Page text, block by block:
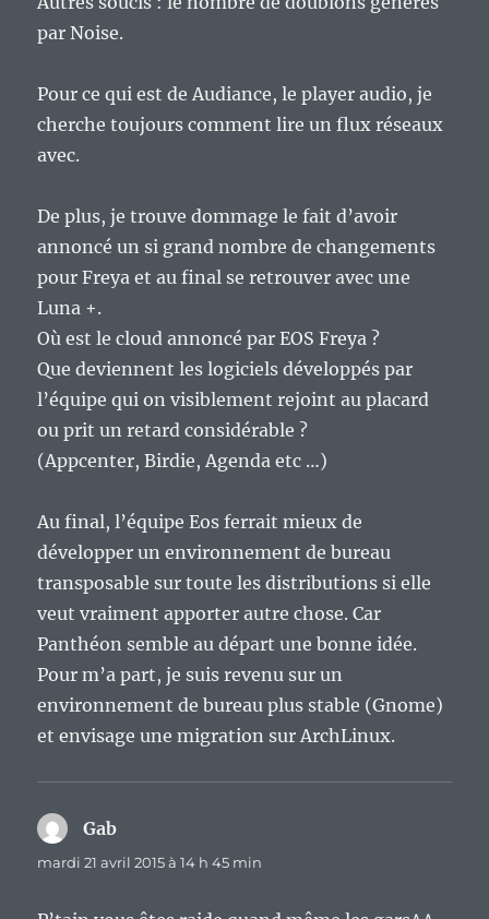
par Noise.
Pour ce qui est de Audiance, le player audio, je
cherche toujours comment lire un flux réseaux
avec.
De plus, je trouve dommage le fait d’avoir
annoncé un si grand nombre de changements
pour Freya et au final se retrouver avec une
Luna +.
Où est le cloud annoncé par EOS Freya ?
Que deviennent les logiciels développés par
l’équipe qui on visiblement rejoint au placard
ou prit un retard considérable ?
(Appcenter, Birdie, Agenda etc …)
Au final, l’équipe Eos ferrait mieux de
développer un environnement de bureau
transposable sur toute les distributions si elle
veut vraiment apporter autre chose. Car
Panthéon semble au départ une bonne idée.
Pour m’a part, je suis revenu sur un
environnement de bureau plus stable (Gnome)
et envisage une migration sur ArchLinux.
Gab
mardi 21 avril 2015 à 14 h 45 min